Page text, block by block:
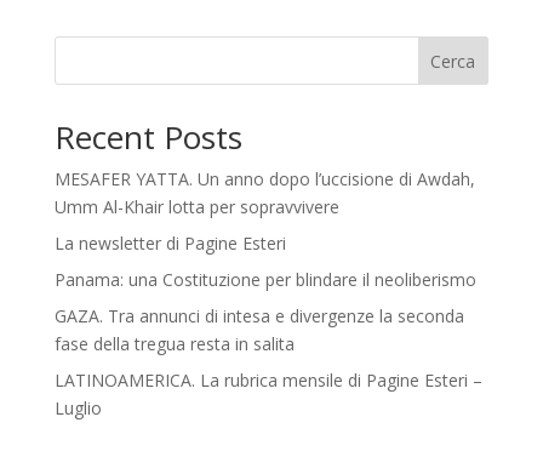
Cerca
Recent Posts
MESAFER YATTA. Un anno dopo l’uccisione di Awdah,
Umm Al-Khair lotta per sopravvivere
La newsletter di Pagine Esteri
Panama: una Costituzione per blindare il neoliberismo
GAZA. Tra annunci di intesa e divergenze la seconda
fase della tregua resta in salita
LATINOAMERICA. La rubrica mensile di Pagine Esteri –
Luglio